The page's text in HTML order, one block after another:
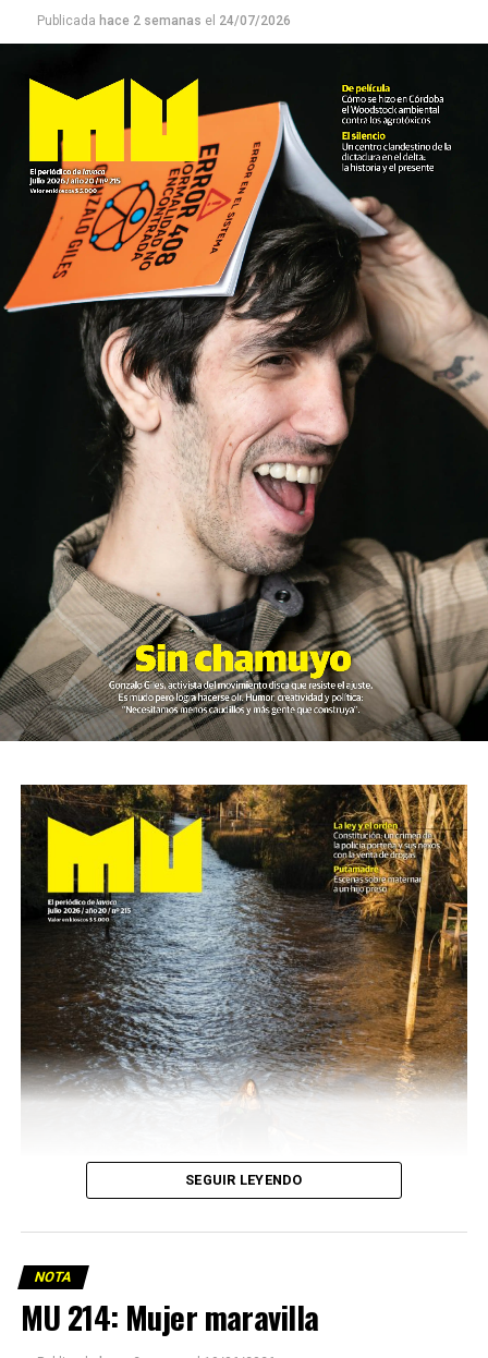
Publicada hace 2 semanas el 24/07/2026
SEGUIR LEYENDO
NOTA
MU 214: Mujer maravilla